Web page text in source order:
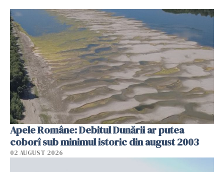
Apele Române: Debitul Dunării ar putea
coborî sub minimul istoric din august 2003
02 AUGUST 2026